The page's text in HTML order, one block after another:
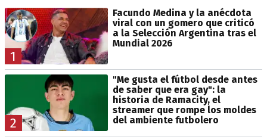
1
Facundo Medina y la anécdota
viral con un gomero que criticó
a la Selección Argentina tras el
Mundial 2026
2
"Me gusta el fútbol desde antes
de saber que era gay": la
historia de Ramacity, el
streamer que rompe los moldes
del ambiente futbolero